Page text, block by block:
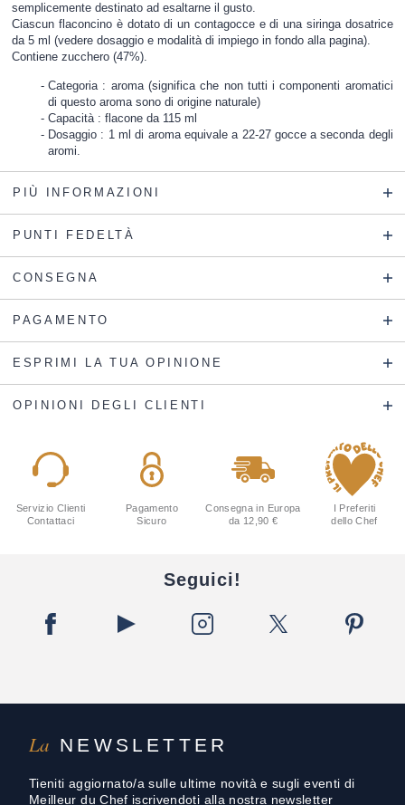
semplicemente destinato ad esaltarne il gusto.
Ciascun flaconcino è dotato di un contagocce e di una siringa dosatrice
da 5 ml (vedere dosaggio e modalità di impiego in fondo alla pagina).
Contiene zucchero (47%).
Categoria : aroma (significa che non tutti i componenti aromatici
di questo aroma sono di origine naturale)
Capacità : flacone da 115 ml
Dosaggio : 1 ml di aroma equivale a 22-27 gocce a seconda degli
aromi.
PIÙ INFORMAZIONI
PUNTI FEDELTÀ
CONSEGNA
PAGAMENTO
ESPRIMI LA TUA OPINIONE
OPINIONI DEGLI CLIENTI
La NEWSLETTER
Tieniti aggiornato/a sulle ultime novità e sugli eventi di
Meilleur du Chef iscrivendoti alla nostra newsletter
Servizio Clienti
Contattaci
Pagamento
Sicuro
Consegna in Europa
da 12,90 €
I Preferiti
dello Chef
Seguici!